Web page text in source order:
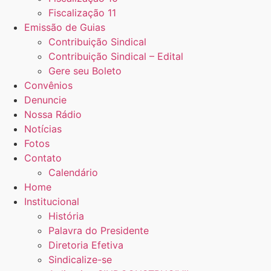
Fiscalização 11
Emissão de Guias
Contribuição Sindical
Contribuição Sindical – Edital
Gere seu Boleto
Convênios
Denuncie
Nossa Rádio
Notícias
Fotos
Contato
Calendário
Home
Institucional
História
Palavra do Presidente
Diretoria Efetiva
Sindicalize-se